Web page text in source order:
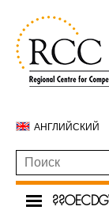
АНГЛИЙСКИЙ